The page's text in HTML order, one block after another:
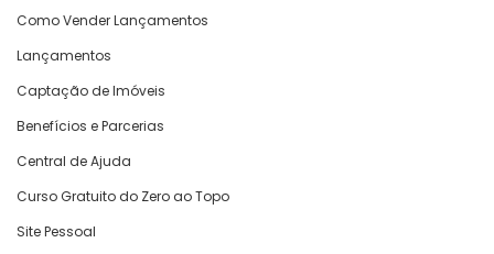
Como Vender Lançamentos
Lançamentos
Captação de Imóveis
Benefícios e Parcerias
Central de Ajuda
Curso Gratuito do Zero ao Topo
Site Pessoal